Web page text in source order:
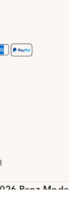
Penz Mode